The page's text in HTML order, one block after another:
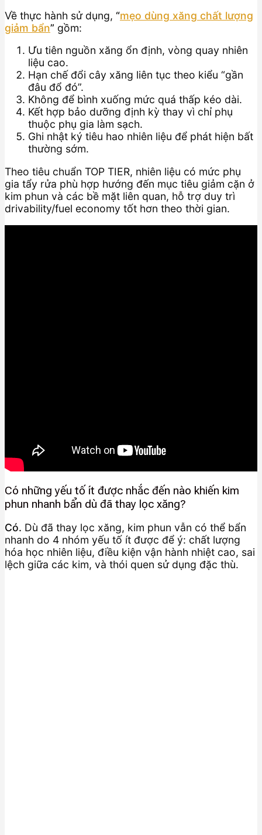
Về thực hành sử dụng, “mẹo dùng xăng chất lượng
giảm bẩn” gồm:
Ưu tiên nguồn xăng ổn định, vòng quay nhiên
liệu cao.
Hạn chế đổi cây xăng liên tục theo kiểu “gần
đâu đổ đó”.
Không để bình xuống mức quá thấp kéo dài.
Kết hợp bảo dưỡng định kỳ thay vì chỉ phụ
thuộc phụ gia làm sạch.
Ghi nhật ký tiêu hao nhiên liệu để phát hiện bất
thường sớm.
Theo tiêu chuẩn TOP TIER, nhiên liệu có mức phụ
gia tẩy rửa phù hợp hướng đến mục tiêu giảm cặn ở
kim phun và các bề mặt liên quan, hỗ trợ duy trì
drivability/fuel economy tốt hơn theo thời gian.
Có những yếu tố ít được nhắc đến nào khiến kim
phun nhanh bẩn dù đã thay lọc xăng?
Có. Dù đã thay lọc xăng, kim phun vẫn có thể bẩn
nhanh do 4 nhóm yếu tố ít được để ý: chất lượng
hóa học nhiên liệu, điều kiện vận hành nhiệt cao, sai
lệch giữa các kim, và thói quen sử dụng đặc thù.